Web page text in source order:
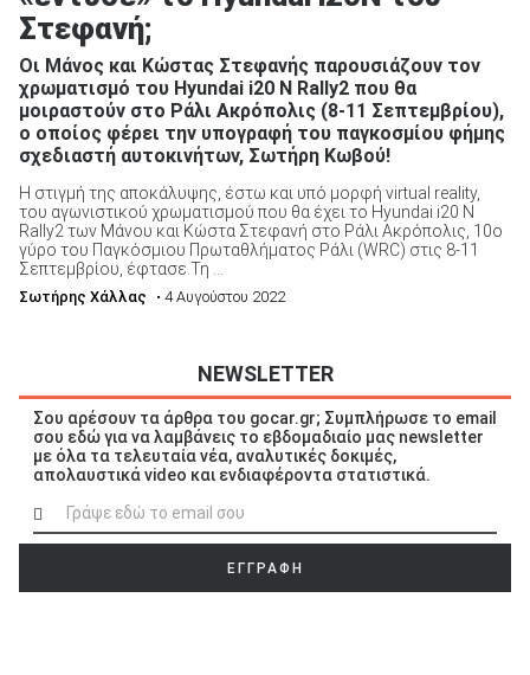
Στεφανή;
Οι Μάνος και Κώστας Στεφανής παρουσιάζουν τον
χρωματισμό του Hyundai i20 N Rally2 που θα
μοιραστούν στο Ράλι Ακρόπολις (8-11 Σεπτεμβρίου),
ο οποίος φέρει την υπογραφή του παγκοσμίου φήμης
σχεδιαστή αυτοκινήτων, Σωτήρη Κωβού!
Η στιγμή της αποκάλυψης, έστω και υπό μορφή virtual reality,
του αγωνιστικού χρωματισμού που θα έχει το Hyundai i20 N
Rally2 των Μάνου και Κώστα Στεφανή στο Ράλι Ακρόπολις, 10ο
γύρο του Παγκόσμιου Πρωταθλήματος Ράλι (WRC) στις 8-11
Σεπτεμβρίου, έφτασε.Τη ...
Σωτήρης Χάλλας • 4 Αυγούστου 2022
NEWSLETTER
Σου αρέσουν τα άρθρα του gocar.gr; Συμπλήρωσε το email
σου εδώ για να λαμβάνεις το εβδομαδιαίο μας newsletter
με όλα τα τελευταία νέα, αναλυτικές δοκιμές,
απολαυστικά video και ενδιαφέροντα στατιστικά.
ΕΓΓΡΑΦΗ